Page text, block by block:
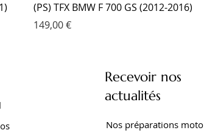
(PS) TFX BMW F 700 GS (2012-2016)
Prix
149,00 €
Recevoir nos
actualités
Nos préparations moto